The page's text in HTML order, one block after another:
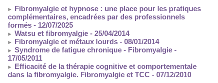
Fibromyalgie et hypnose : une place pour les pratiques
complémentaires, encadrées par des professionnels
formés - 12/07/2025
Watsu et fibromyalgie - 25/04/2014
Fibromyalgie et métaux lourds - 08/01/2014
Syndrome de fatigue chronique - Fibromyalgie -
17/05/2011
Efficacité de la thérapie cognitive et comportementale
dans la fibromyalgie. Fibromyalgie et TCC - 07/12/2010